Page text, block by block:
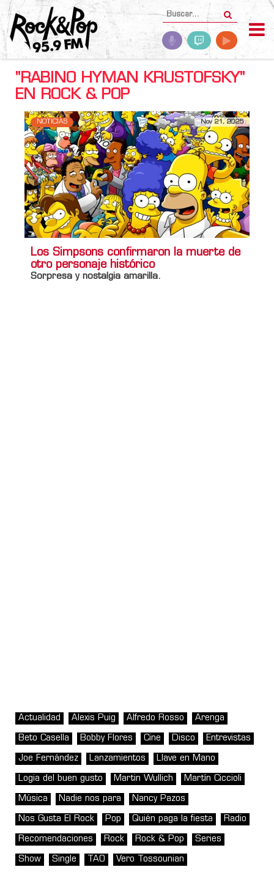
"RABINO HYMAN KRUSTOFSKY"
EN ROCK & POP
NOTICIAS Nov 21, 2025
Los Simpsons confirmaron la muerte de
otro personaje histórico
Sorpresa y nostalgia amarilla.
Actualidad Alexis Puig Alfredo Rosso Arenga
Beto Casella Bobby Flores Cine Disco Entrevistas
Joe Fernández Lanzamientos Llave en Mano
Logia del buen gusto Martin Wullich Martín Ciccioli
Música Nadie nos para Nancy Pazos
Nos Gusta El Rock Pop Quién paga la fiesta Radio
Recomendaciones Rock Rock & Pop Series
Show Single TAO Vero Tossounian